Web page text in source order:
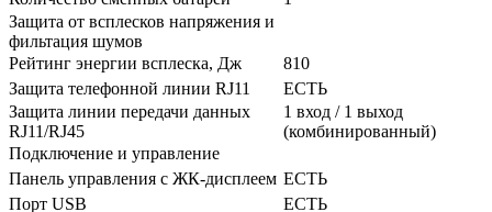
Защита от всплесков напряжения и
фильтация шумов
Рейтинг энергии всплеска, Дж
810
Защита телефонной линии RJ11
ЕСТЬ
Защита линии передачи данных
RJ11/RJ45
1 вход / 1 выход
(комбинированный)
Подключение и управление
Панель управления с ЖК-дисплеем ЕСТЬ
Порт USB
ЕСТЬ